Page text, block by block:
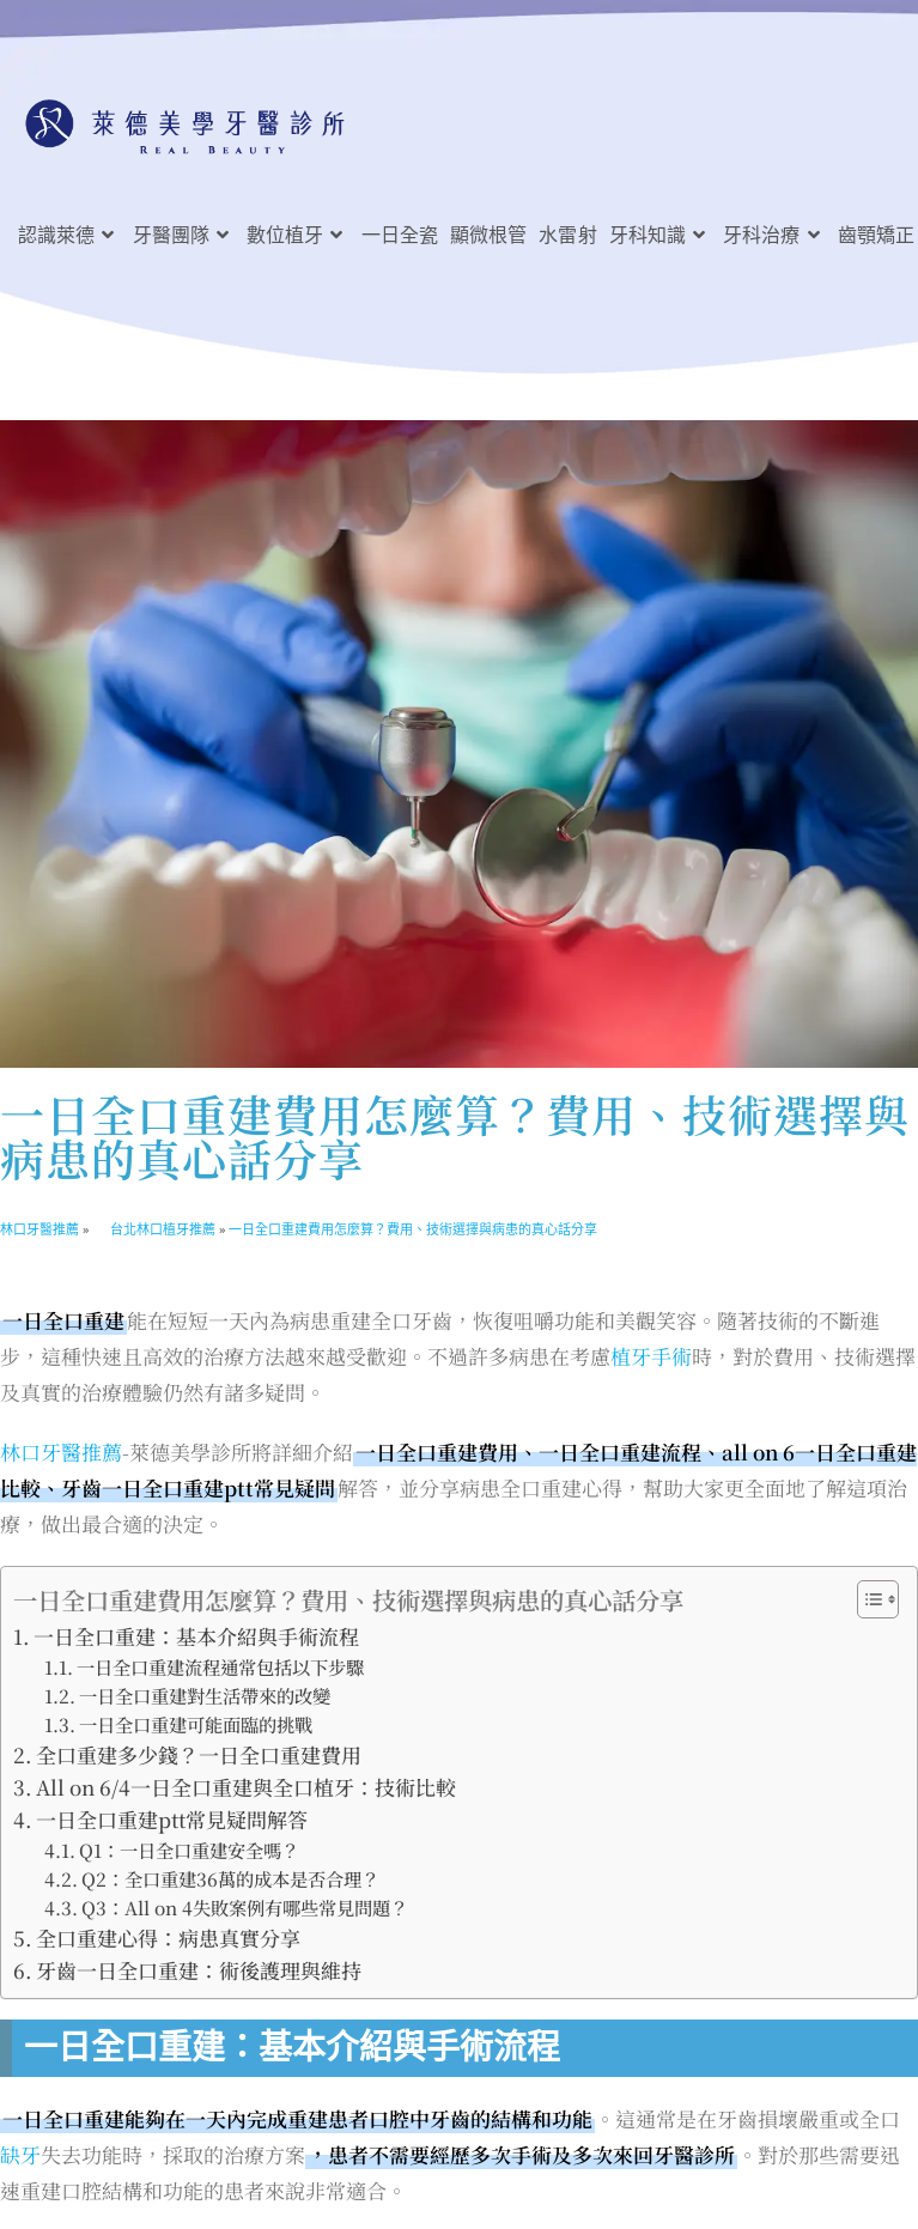
認識萊德 牙醫團隊 數位植牙 一日全瓷 顯微根管 水雷射 牙科知識 牙科治療 齒顎矯正
一日全口重建費用怎麼算？費用、技術選擇與
病患的真心話分享
林口牙醫推薦 » 台北林口植牙推薦 » 一日全口重建費用怎麼算？費用、技術選擇與病患的真心話分享
一日全口重建能在短短一天內為病患重建全口牙齒，恢復咀嚼功能和美觀笑容。隨著技術的不斷進
步，這種快速且高效的治療方法越來越受歡迎。不過許多病患在考慮植牙手術時，對於費用、技術選擇
及真實的治療體驗仍然有諸多疑問。
林口牙醫推薦-萊德美學診所將詳細介紹一日全口重建費用、一日全口重建流程、all on 6一日全口重建
比較、牙齒一日全口重建ptt常見疑問解答，並分享病患全口重建心得，幫助大家更全面地了解這項治
療，做出最合適的決定。
一日全口重建費用怎麼算？費用、技術選擇與病患的真心話分享
一日全口重建：基本介紹與手術流程
一日全口重建流程通常包括以下步驟
一日全口重建對生活帶來的改變
一日全口重建可能面臨的挑戰
全口重建多少錢？一日全口重建費用
All on 6/4一日全口重建與全口植牙：技術比較
一日全口重建ptt常見疑問解答
Q1：一日全口重建安全嗎？
Q2：全口重建36萬的成本是否合理？
Q3：All on 4失敗案例有哪些常見問題？
全口重建心得：病患真實分享
牙齒一日全口重建：術後護理與維持
一日全口重建：基本介紹與手術流程
一日全口重建能夠在一天內完成重建患者口腔中牙齒的結構和功能 。這通常是在牙齒損壞嚴重或全口
缺牙失去功能時，採取的治療方案，患者不需要經歷多次手術及多次來回牙醫診所 。對於那些需要迅
速重建口腔結構和功能的患者來說非常適合。